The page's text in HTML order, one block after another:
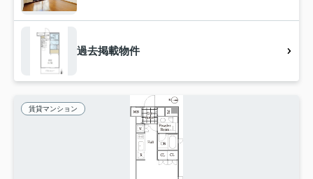
過去掲載物件
賃貸マンション